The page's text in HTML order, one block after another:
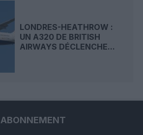
LONDRES-HEATHROW :
UN A320 DE BRITISH
AIRWAYS DÉCLENCHE...
ABONNEMENT